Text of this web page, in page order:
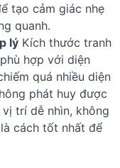
tạo cảm giác nhẹ
quanh.
lý Kích thước tranh
hợp với diện
quá nhiều diện
phát huy được
trí dễ nhìn, không
cách tốt nhất để